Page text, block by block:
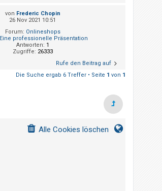
von Frederic Chopin
26 Nov 2021 10:51
Forum: Onlineshops
Eine professionelle Präsentation
Antworten: 1
Zugriffe: 26333
Rufe den Beitrag auf
Die Suche ergab 6 Treffer • Seite 1 von 1
Alle Cookies löschen